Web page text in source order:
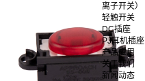
离子开关）
轻触开关
DC插座
PJ耳机插座
产品应用
关于我们
新闻动态